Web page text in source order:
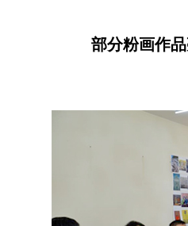
部分粉画作